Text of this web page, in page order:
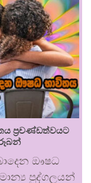
ප්‍රචණ්ඩත්වයට
ඖෂධ
පුද්ගලයන්